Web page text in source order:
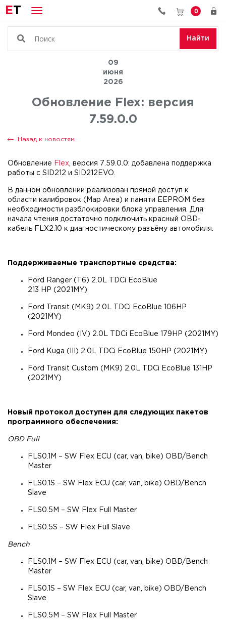
ET 0
Найти
09
июня
2026
Обновление Flex: версия
7.59.0.0
Назад к новостям
Обновление Flex , версия 7.59.0.0: добавлена ​​поддержка
работы с SID212 и SID212EVO.
В данном обновлении реализован прямой доступ к
области калибровок (Map Area) и памяти EEPROM без
необходимости разблокировки блока управления. Для
начала чтения достаточно подключить красный OBD-
кабель FLX2.10 к диагностическому разъёму автомобиля.
Поддерживаемые транспортные средства:
Ford Ranger (T6) 2.0L TDCi EcoBlue
213 HP (2021MY)
Ford Transit (MK9) 2.0L TDCi EcoBlue 106HP
(2021MY)
Ford Mondeo (IV) 2.0L TDCi EcoBlue 179HP (2021MY)
Ford Kuga (III) 2.0L TDCi EcoBlue 150HP (2021MY)
Ford Transit Custom (MK9) 2.0L TDCi EcoBlue 131HP
(2021MY)
Новый протокол доступен для следующих пакетов
программного обеспечения:
OBD Full
FLS0.1M – SW Flex ECU (car, van, bike) OBD/Bench
Master
FLS0.1S – SW Flex ECU (car, van, bike) OBD/Bench
Slave
FLS0.5M – SW Flex Full Master
FLS0.5S – SW Flex Full Slave
Bench
FLS0.1M – SW Flex ECU (car, van, bike) OBD/Bench
Master
FLS0.1S – SW Flex ECU (car, van, bike) OBD/Bench
Slave
FLS0.5M – SW Flex Full Master